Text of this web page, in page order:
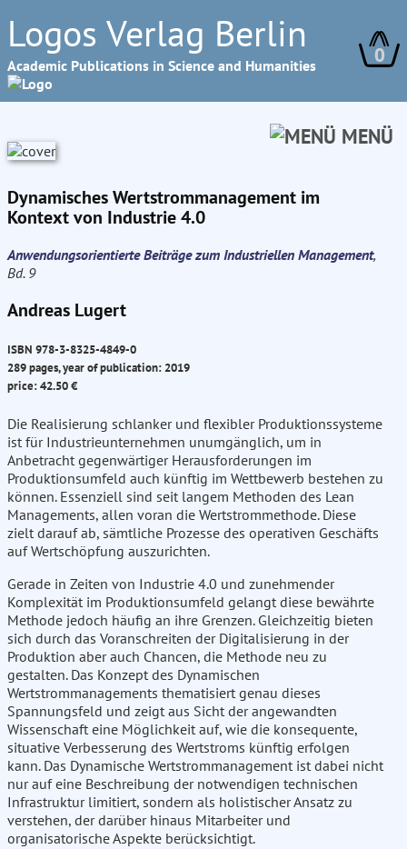
Logos Verlag Berlin
Academic Publications in Science and Humanities 0
MENÜ
Dynamisches Wertstrommanagement im
Kontext von Industrie 4.0
Anwendungsorientierte Beiträge zum Industriellen Management,
Bd. 9
Andreas Lugert
ISBN 978-3-8325-4849-0
289 pages, year of publication: 2019
price: 42.50 €
Die Realisierung schlanker und flexibler Produktionssysteme
ist für Industrieunternehmen unumgänglich, um in
Anbetracht gegenwärtiger Herausforderungen im
Produktionsumfeld auch künftig im Wettbewerb bestehen zu
können. Essenziell sind seit langem Methoden des Lean
Managements, allen voran die Wertstrommethode. Diese
zielt darauf ab, sämtliche Prozesse des operativen Geschäfts
auf Wertschöpfung auszurichten.
Gerade in Zeiten von Industrie 4.0 und zunehmender
Komplexität im Produktionsumfeld gelangt diese bewährte
Methode jedoch häufig an ihre Grenzen. Gleichzeitig bieten
sich durch das Voranschreiten der Digitalisierung in der
Produktion aber auch Chancen, die Methode neu zu
gestalten. Das Konzept des Dynamischen
Wertstrommanagements thematisiert genau dieses
Spannungsfeld und zeigt aus Sicht der angewandten
Wissenschaft eine Möglichkeit auf, wie die konsequente,
situative Verbesserung des Wertstroms künftig erfolgen
kann. Das Dynamische Wertstrommanagement ist dabei nicht
nur auf eine Beschreibung der notwendigen technischen
Infrastruktur limitiert, sondern als holistischer Ansatz zu
verstehen, der darüber hinaus Mitarbeiter und
organisatorische Aspekte berücksichtigt.